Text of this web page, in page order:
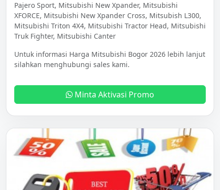
Pajero Sport, Mitsubishi New Xpander, Mitsubishi
XFORCE, Mitsubishi New Xpander Cross, Mitsubish L300,
Mitsubishi Triton 4X4, Mitsubishi Tractor Head, Mitsubishi
Truk Fighter, Mitsubishi Canter
Untuk informasi Harga Mitsubishi Bogor 2026 lebih lanjut
silahkan menghubungi sales kami.
Minta Aktivasi Promo